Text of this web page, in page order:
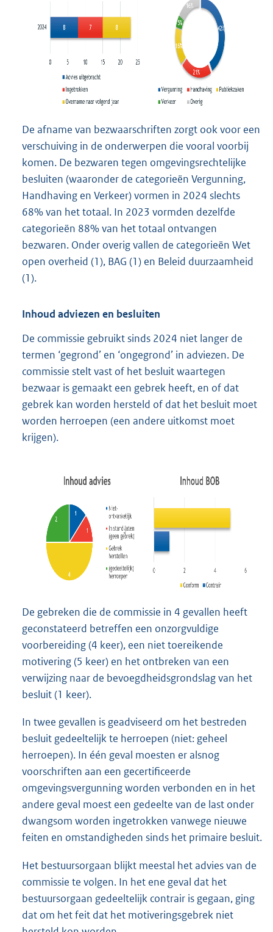
De afname van bezwaarschriften zorgt ook voor een
verschuiving in de onderwerpen die vooral voorbij
komen. De bezwaren tegen omgevingsrechtelijke
besluiten (waaronder de categorieën Vergunning,
Handhaving en Verkeer) vormen in 2024 slechts
68% van het totaal. In 2023 vormden dezelfde
categorieën 88% van het totaal ontvangen
bezwaren. Onder overig vallen de categorieën Wet
open overheid (1), BAG (1) en Beleid duurzaamheid
(1).
Inhoud adviezen en besluiten
De commissie gebruikt sinds 2024 niet langer de
termen ‘gegrond’ en ‘ongegrond’ in adviezen. De
commissie stelt vast of het besluit waartegen
bezwaar is gemaakt een gebrek heeft, en of dat
gebrek kan worden hersteld of dat het besluit moet
worden herroepen (een andere uitkomst moet
krijgen).
De gebreken die de commissie in 4 gevallen heeft
geconstateerd betreffen een onzorgvuldige
voorbereiding (4 keer), een niet toereikende
motivering (5 keer) en het ontbreken van een
verwijzing naar de bevoegdheidsgrondslag van het
besluit (1 keer).
In twee gevallen is geadviseerd om het bestreden
besluit gedeeltelijk te herroepen (niet: geheel
herroepen). In één geval moesten er alsnog
voorschriften aan een gecertificeerde
omgevingsvergunning worden verbonden en in het
andere geval moest een gedeelte van de last onder
dwangsom worden ingetrokken vanwege nieuwe
feiten en omstandigheden sinds het primaire besluit.
Het bestuursorgaan blijkt meestal het advies van de
commissie te volgen. In het ene geval dat het
bestuursorgaan gedeeltelijk contrair is gegaan, ging
dat om het feit dat het motiveringsgebrek niet